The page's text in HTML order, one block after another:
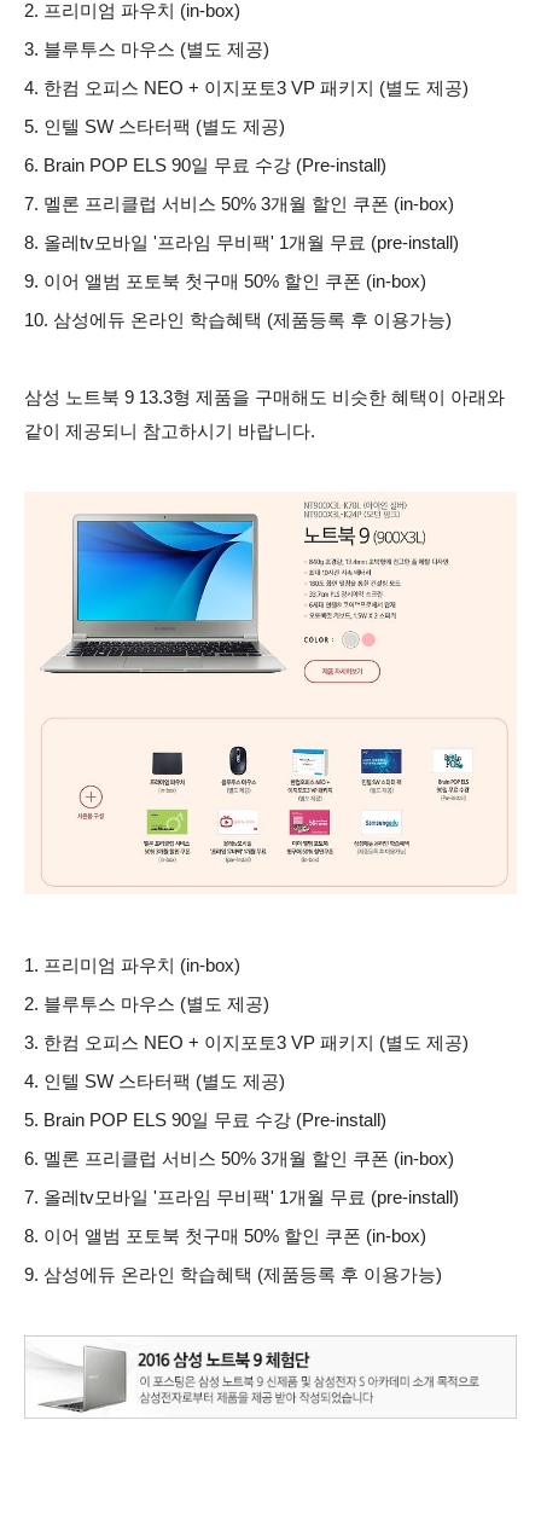
2. 프리미엄 파우치 (in-box)
3. 블루투스 마우스 (별도 제공)
4. 한컴 오피스 NEO + 이지포토3 VP 패키지 (별도 제공)
5. 인텔 SW 스타터팩 (별도 제공)
6. Brain POP ELS 90일 무료 수강 (Pre-install)
7. 멜론 프리클럽 서비스 50% 3개월 할인 쿠폰 (in-box)
8. 올레tv모바일 '프라임 무비팩' 1개월 무료 (pre-install)
9. 이어 앨범 포토북 첫구매 50% 할인 쿠폰 (in-box)
10. 삼성에듀 온라인 학습혜택 (제품등록 후 이용가능)
삼성 노트북 9 13.3형 제품을 구매해도 비슷한 혜택이 아래와
같이 제공되니 참고하시기 바랍니다.
1. 프리미엄 파우치 (in-box)
2. 블루투스 마우스 (별도 제공)
3. 한컴 오피스 NEO + 이지포토3 VP 패키지 (별도 제공)
4. 인텔 SW 스타터팩 (별도 제공)
5. Brain POP ELS 90일 무료 수강 (Pre-install)
6. 멜론 프리클럽 서비스 50% 3개월 할인 쿠폰 (in-box)
7. 올레tv모바일 '프라임 무비팩' 1개월 무료 (pre-install)
8. 이어 앨범 포토북 첫구매 50% 할인 쿠폰 (in-box)
9. 삼성에듀 온라인 학습혜택 (제품등록 후 이용가능)